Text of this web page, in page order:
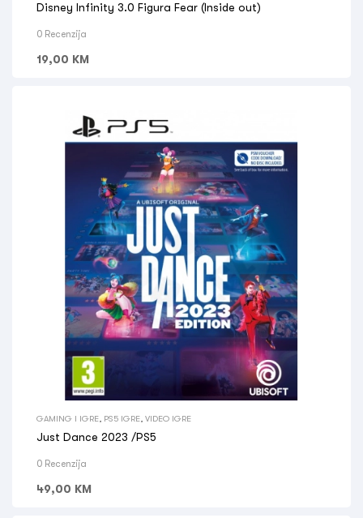
Disney Infinity 3.0 Figura Fear (Inside out)
0 Recenzija
19,00 KM
GAMING I IGRE PS5 IGRE VIDEO IGRE
Just Dance 2023 /PS5
0 Recenzija
49,00 KM